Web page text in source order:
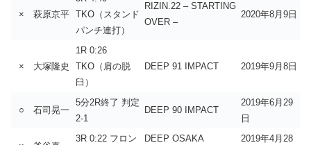
× 萩原京平 TKO（スタンド
パンチ連打）
RIZIN.22 – STARTING
OVER –
2020年8月9日
× 大塚隆史
1R 0:26
TKO（肩の脱
臼）
DEEP 91 IMPACT 2019年9月8日
○ 石司晃一
5分2R終了 判定
2-1
DEEP 90 IMPACT
2019年6月29
日
3R 0:22 フロン
DEEP OSAKA
2019年4月28